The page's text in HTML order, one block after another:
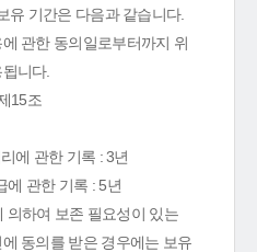
기간은 다음과 같습니다.
관한 동의일로부터까지 위
니다.
15조
에 관한 기록 : 3년
에 관한 기록 : 5년
의하여 보존 필요성이 있는
동의를 받은 경우에는 보유